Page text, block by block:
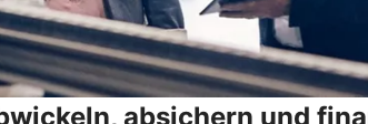
absichern und